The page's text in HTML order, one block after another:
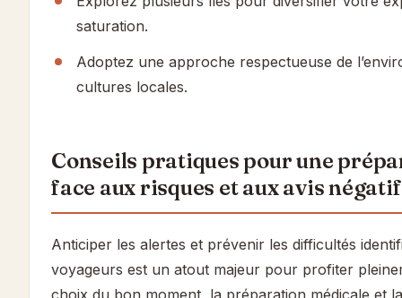
saturation.
Adoptez une approche respectueuse de
cultures locales.
Conseils pratiques pour une
face aux risques et aux avis
Anticiper les alertes et prévenir les difficultés
voyageurs est un atout majeur pour profiter